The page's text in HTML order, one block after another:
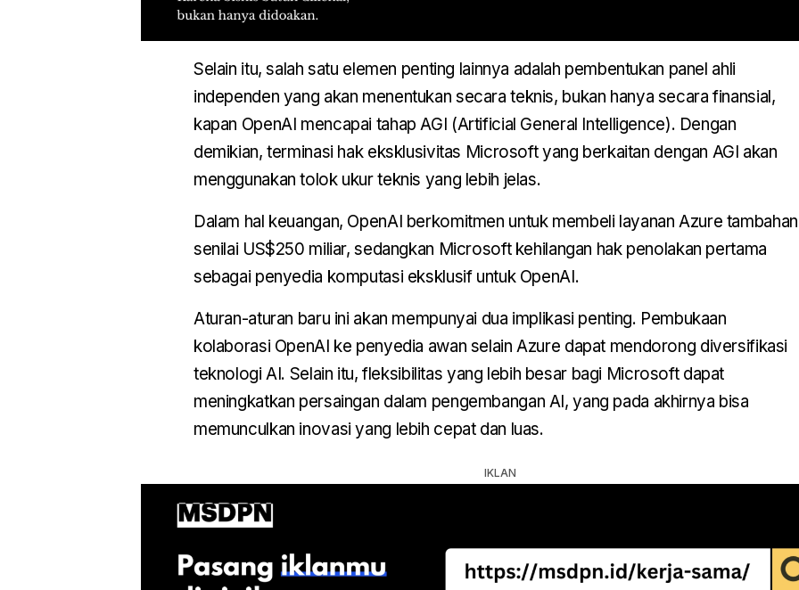
Selain itu, salah satu elemen penting lainnya adalah pembentukan panel ahli
independen yang akan menentukan secara teknis, bukan hanya secara finansial,
kapan OpenAI mencapai tahap AGI (Artificial General Intelligence). Dengan
demikian, terminasi hak eksklusivitas Microsoft yang berkaitan dengan AGI akan
menggunakan tolok ukur teknis yang lebih jelas.
Dalam hal keuangan, OpenAI berkomitmen untuk membeli layanan Azure tambahan
senilai US$250 miliar, sedangkan Microsoft kehilangan hak penolakan pertama
sebagai penyedia komputasi eksklusif untuk OpenAI.
Aturan-aturan baru ini akan mempunyai dua implikasi penting. Pembukaan
kolaborasi OpenAI ke penyedia awan selain Azure dapat mendorong diversifikasi
teknologi AI. Selain itu, fleksibilitas yang lebih besar bagi Microsoft dapat
meningkatkan persaingan dalam pengembangan AI, yang pada akhirnya bisa
memunculkan inovasi yang lebih cepat dan luas.